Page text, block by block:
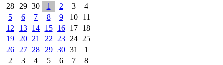
28
29 30 1 2 3
4
5
6 7 8 9 10
11
12
13 14 15 16 17
18
19
20 21 22 23 24
25
26
27 28 29 30 31
1
2
3 4 5 6 7 8